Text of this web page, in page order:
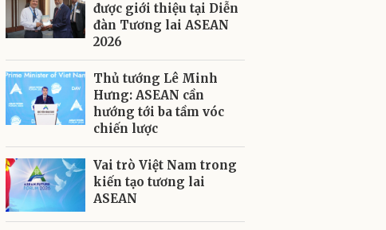
được giới thiệu tại Diễn
đàn Tương lai ASEAN
2026
Thủ tướng Lê Minh
Hưng: ASEAN cần
hướng tới ba tầm vóc
chiến lược
Vai trò Việt Nam trong
kiến tạo tương lai
ASEAN
Gửi